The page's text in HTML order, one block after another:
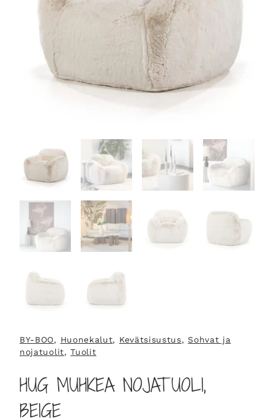
BY-BOO, Huonekalut, Kevätsisustus, Sohvat ja
nojatuolit, Tuolit
HUG MUHKEA NOJATUOLI,
BEIGE